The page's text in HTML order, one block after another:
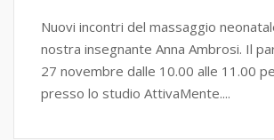
Nuovi incontri del massaggio
nostra insegnante Anna Ambrosi. Il
27 novembre dalle 10.00 alle 11.00
presso lo studio AttivaMente....